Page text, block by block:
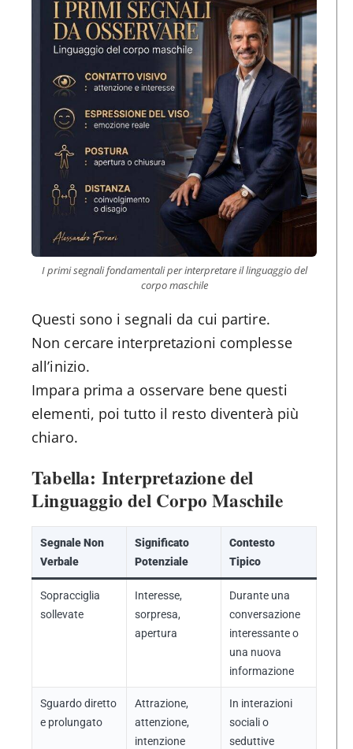
I primi segnali fondamentali per interpretare il linguaggio del
corpo maschile
Questi sono i segnali da cui partire.
Non cercare interpretazioni complesse
all’inizio.
Impara prima a osservare bene questi
elementi, poi tutto il resto diventerà più
chiaro.
Tabella: Interpretazione del
Linguaggio del Corpo Maschile
Segnale Non
Verbale
Significato
Potenziale
Contesto
Tipico
Sopracciglia
sollevate
Interesse,
sorpresa,
apertura
Durante una
conversazione
interessante o
una nuova
informazione
Sguardo diretto
e prolungato
Attrazione,
attenzione,
intenzione
In interazioni
sociali o
seduttive